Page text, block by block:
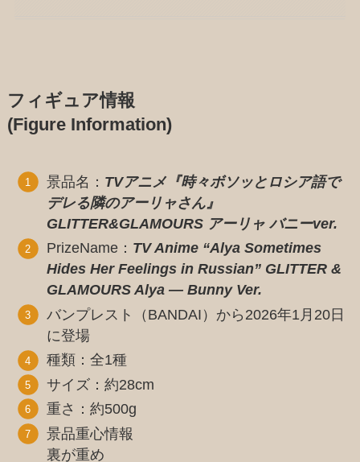
フィギュア情報
(Figure Information)
景品名： TVアニメ『時々ボソッとロシア語で
デレる隣のアーリャさん』
GLITTER&GLAMOURS アーリャ バニーver.
PrizeName： TV Anime “Alya Sometimes
Hides Her Feelings in Russian” GLITTER &
GLAMOURS Alya — Bunny Ver.
バンプレスト（BANDAI）から2026年1月20日
に登場
種類：全1種
サイズ：約28cm
重さ：約500g
景品重心情報
裏が重め